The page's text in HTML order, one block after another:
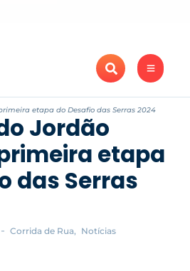
etapa do Desafio das Serras 2024
Jordão
etapa
das Serras
- Corrida de Rua, Notícias